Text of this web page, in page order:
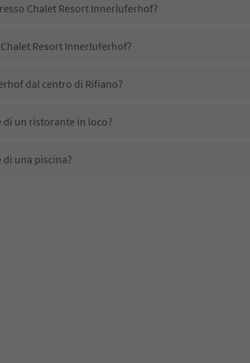
Chalet Resort Innerluferhof?
Resort Innerluferhof?
dal centro di Rifiano?
un ristorante in loco?
una piscina?
domestici?
Chalet Resort Innerluferhof?
ricevono l'Alto Adige Guest Pass?